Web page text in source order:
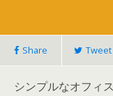
Share Tweet
シンプルなオフィ